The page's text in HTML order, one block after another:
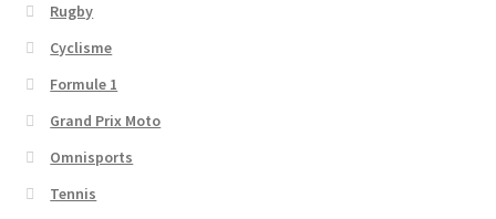
Rugby
Cyclisme
Formule 1
Grand Prix Moto
Omnisports
Tennis